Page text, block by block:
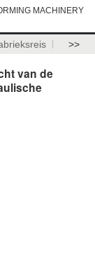
MACHINERY
>>
van de